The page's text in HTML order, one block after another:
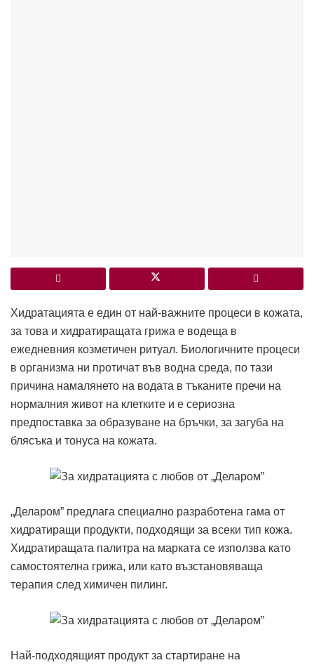
Хидратацията е един от най-важните процеси в кожата,
за това и хидратиращата грижа е водеща в
ежедневния козметичен ритуал. Биологичните процеси
в организма ни протичат във водна среда, по тази
причина намалянето на водата в тъканите пречи на
нормалния живот на клетките и е сериозна
предпоставка за образуване на бръчки, за загуба на
блясъка и тонуса на кожата.
„Деларом” предлага специално разработена гама от
хидратиращи продукти, подходящи за всеки тип кожа.
Хидратиращата палитра на марката се използва като
самостоятелна грижа, или като възстановяваща
терапия след химичен пилинг.
Най-подходящият продукт за стартиране на